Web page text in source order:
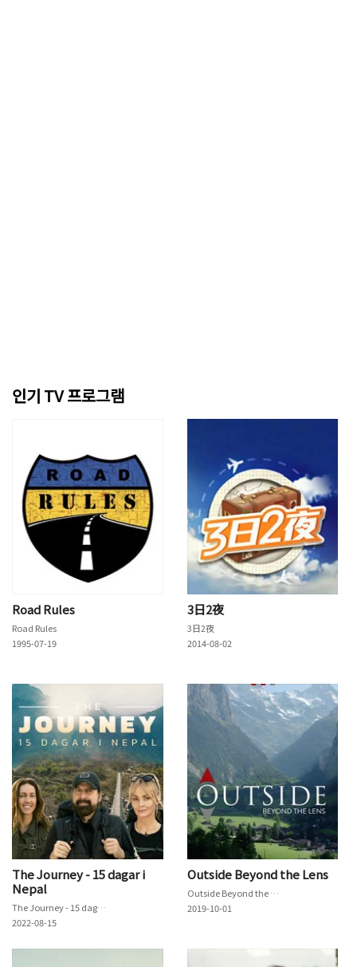
인기 TV 프로그램
Road Rules
Road Rules
1995-07-19
3日2夜
3日2夜
2014-08-02
The Journey - 15 dagar i
Nepal
The Journey - 15 dagar i Nepal
2022-08-15
Outside Beyond the Lens
Outside Beyond the Lens
2019-10-01